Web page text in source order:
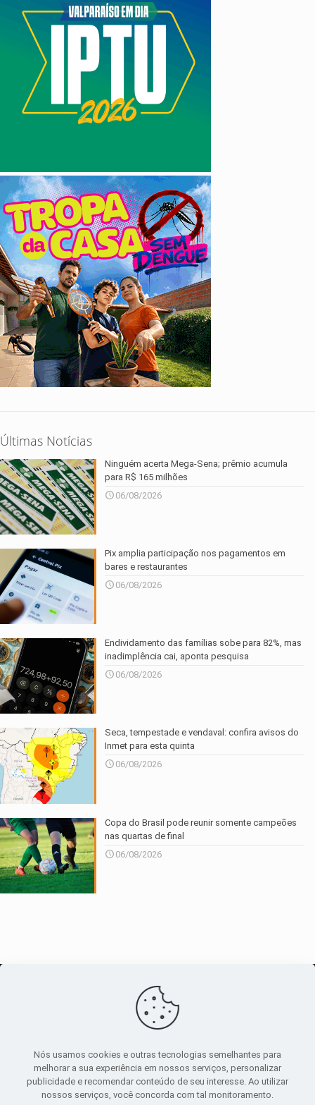
Últimas Notícias
Ninguém acerta Mega-Sena; prêmio acumula
para R$ 165 milhões
06/08/2026
Pix amplia participação nos pagamentos em
bares e restaurantes
06/08/2026
Endividamento das famílias sobe para 82%, mas
inadimplência cai, aponta pesquisa
06/08/2026
Seca, tempestade e vendaval: confira avisos do
Inmet para esta quinta
06/08/2026
Copa do Brasil pode reunir somente campeões
nas quartas de final
06/08/2026
canal de notícias
Sobre|Política Privacidade|Termos de uso
Nós usamos cookies e outras tecnologias semelhantes para
melhorar a sua experiência em nossos serviços, personalizar
publicidade e recomendar conteúdo de seu interesse. Ao utilizar
nossos serviços, você concorda com tal monitoramento.